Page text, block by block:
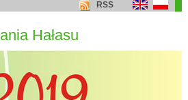
RSS
Hałasu